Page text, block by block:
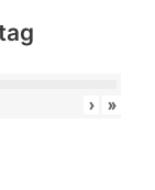
› »